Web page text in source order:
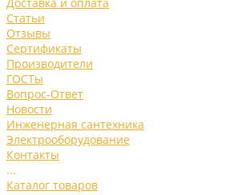
Статьи
Отзывы
Сертификаты
Производители
ГОСТы
Вопрос-Ответ
Новости
Инженерная сантехника
Электрооборудование
Контакты
...
Каталог товаров